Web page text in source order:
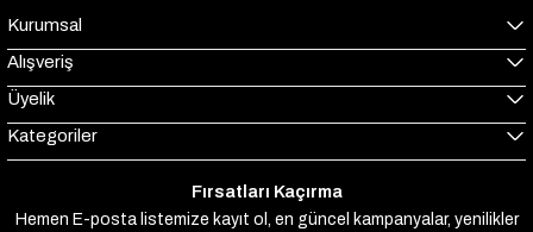
Kurumsal
Alışveriş
Üyelik
Kategoriler
Fırsatları Kaçırma
Hemen E-posta listemize kayıt ol, en güncel kampanyalar, yenilikler